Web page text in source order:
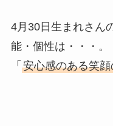
4月30日生まれさん
能・個性は・・・。
「 安心感のある笑